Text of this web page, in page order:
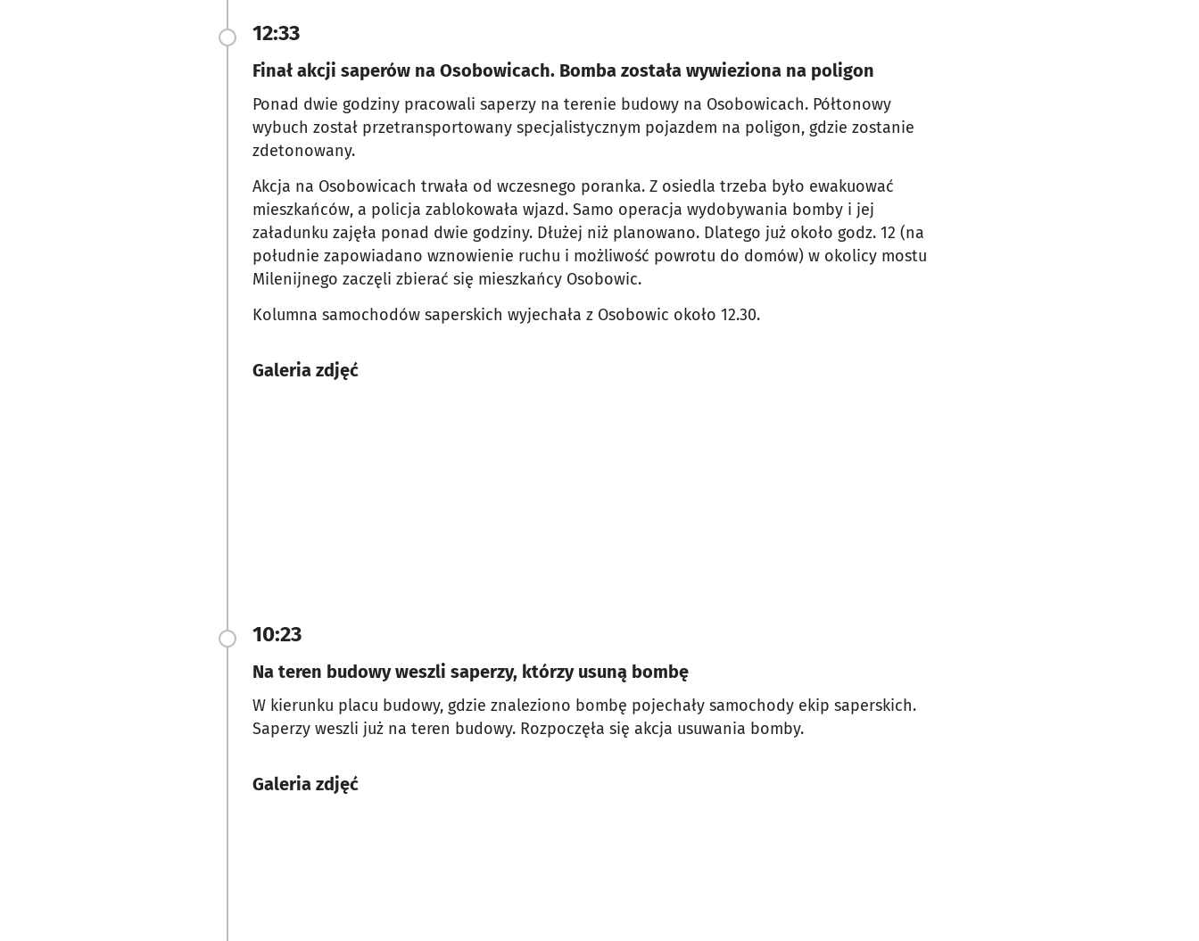
12:33
Finał akcji saperów na Osobowicach. Bomba została wywieziona na poligon
Ponad dwie godziny pracowali saperzy na terenie budowy na Osobowicach. Półtonowy
wybuch został przetransportowany specjalistycznym pojazdem na poligon, gdzie zostanie
zdetonowany.
Akcja na Osobowicach trwała od wczesnego poranka. Z osiedla trzeba było ewakuować
mieszkańców, a policja zablokowała wjazd. Samo operacja wydobywania bomby i jej
załadunku zajęła ponad dwie godziny. Dłużej niż planowano. Dlatego już około godz. 12 (na
południe zapowiadano wznowienie ruchu i możliwość powrotu do domów) w okolicy mostu
Milenijnego zaczęli zbierać się mieszkańcy Osobowic.
Kolumna samochodów saperskich wyjechała z Osobowic około 12.30.
Galeria zdjęć
10:23
Na teren budowy weszli saperzy, którzy usuną bombę
W kierunku placu budowy, gdzie znaleziono bombę pojechały samochody ekip saperskich.
Saperzy weszli już na teren budowy. Rozpoczęła się akcja usuwania bomby.
Galeria zdjęć